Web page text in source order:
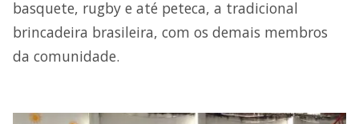
basquete, rugby e até peteca, a tradicional
brincadeira brasileira, com os demais membros
da comunidade.